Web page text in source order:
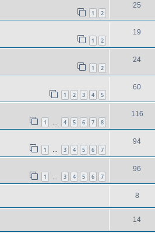
1 2
25
1 2
19
1 2
24
1 2 3 4 5
60
1 … 4 5 6 7 8
116
1 3 4 5 6 7
94
1 3 4 5 6 7
96
8
14